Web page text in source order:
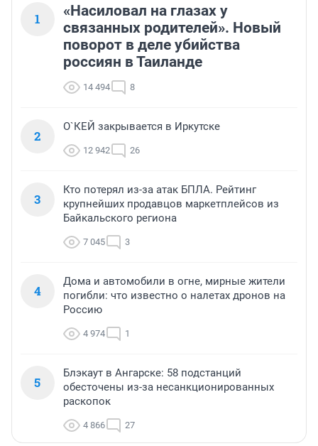
1
«Насиловал на глазах у
связанных родителей». Новый
поворот в деле убийства
россиян в Таиланде
14 494 8
2
О`КЕЙ закрывается в Иркутске
12 942 26
3
Кто потерял из-за атак БПЛА. Рейтинг
крупнейших продавцов маркетплейсов из
Байкальского региона
7 045 3
4
Дома и автомобили в огне, мирные жители
погибли: что известно о налетах дронов на
Россию
4 974 1
5
Блэкаут в Ангарске: 58 подстанций
обесточены из-за несанкционированных
раскопок
4 866 27